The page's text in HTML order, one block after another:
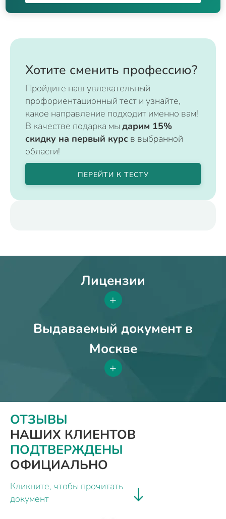
Хотите сменить профессию?
Пройдите наш увлекательный
профориентационный тест и узнайте,
какое направление подходит именно вам!
В качестве подарка мы дарим 15%
скидку на первый курс в выбранной
области!
ПЕРЕЙТИ К ТЕСТУ
Лицензии
+
Выдаваемый документ в
Москве
+
ОТЗЫВЫ
НАШИХ КЛИЕНТОВ
ПОДТВЕРЖДЕНЫ
ОФИЦИАЛЬНО
Кликните, чтобы прочитать
документ